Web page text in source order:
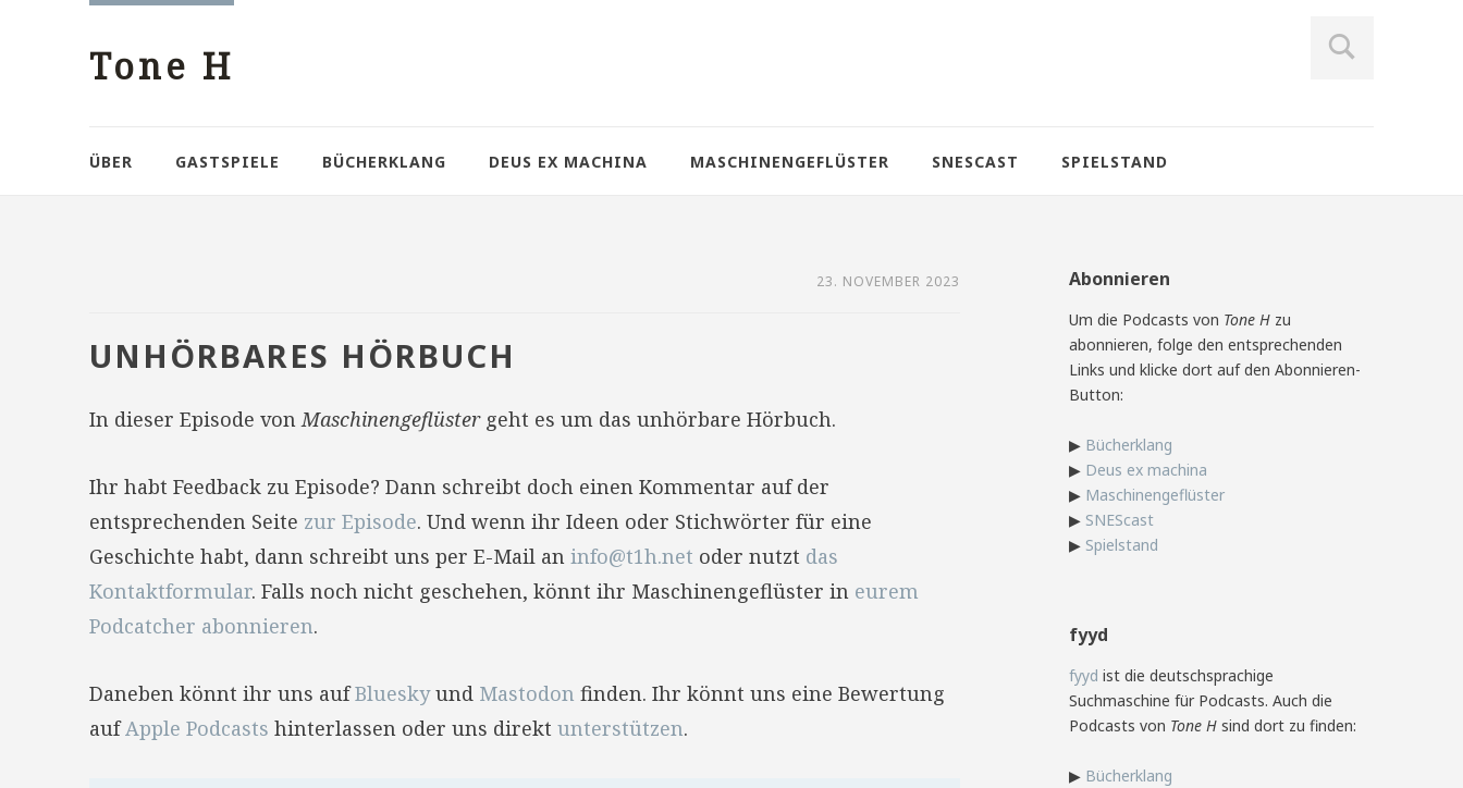
Tone H
ÜBER GASTSPIELE BÜCHERKLANG DEUS EX MACHINA MASCHINENGEFLÜSTER SNESCAST SPIELSTAND
23. NOVEMBER 2023
UNHÖRBARES HÖRBUCH
In dieser Episode vonMaschinengeflüstergeht es um das unhörbare Hörbuch.
Ihr habt Feedback zu Episode? Dann schreibt doch einen Kommentar auf der
entsprechenden Seite zur Episode. Und wenn ihr Ideen oder Stichwörter für eine
Geschichte habt, dann schreibt uns per E-Mail an info@t1h.net oder nutzt das
Kontaktformular. Falls noch nicht geschehen, könnt ihr Maschinengeflüster in eurem
Podcatcher abonnieren.
Daneben könnt ihr uns aufBlueskyund Mastodon finden. Ihr könnt uns eine Bewertung
aufApple Podcasts hinterlassen oder uns direkt unterstützen.
Abonnieren
Um die Podcasts von Tone H zu
abonnieren, folge den entsprechenden
Links und klicke dort auf den Abonnieren-
Button:
▶ Bücherklang
▶ Deus ex machina
▶ Maschinengeflüster
▶ SNEScast
▶ Spielstand
fyyd
fyyd ist die deutschsprachige
Suchmaschine für Podcasts. Auch die
Podcasts von Tone H sind dort zu finden:
▶ Bücherklang